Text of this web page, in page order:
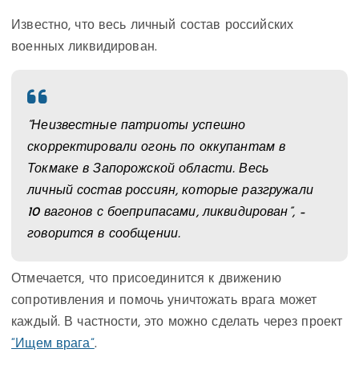
Известно, что весь личный состав российских
военных ликвидирован.
“Неизвестные патриоты успешно
скорректировали огонь по оккупантам в
Токмаке в Запорожской области. Весь
личный состав россиян, которые разгружали
10 вагонов с боеприпасами, ликвидирован”, –
говорится в сообщении.
Отмечается, что присоединится к движению
сопротивления и помочь уничтожать врага может
каждый. В частности, это можно сделать через проект
“Ищем врага”.